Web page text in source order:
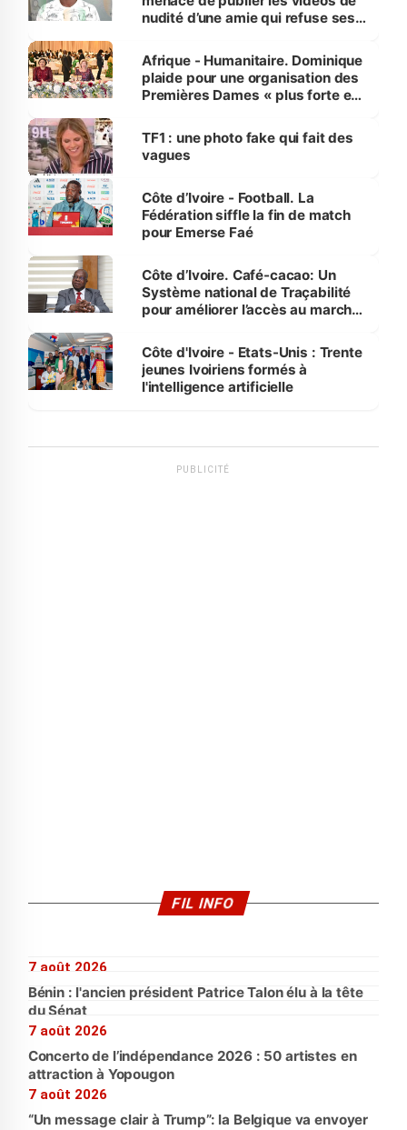
nudité d’une amie qui refuse ses
Afrique - Humanitaire. Dominique
plaide pour une organisation des
Premières Dames « plus forte et
sur la scène internationale »
TF1 : une photo fake qui fait des
vagues
Côte d’Ivoire - Football. La
Fédération siffle la fin de match
pour Emerse Faé
Côte d’Ivoire. Café-cacao: Un
Système national de Traçabilité
pour améliorer l’accès au marché
Côte d'Ivoire - Etats-Unis : Trente
jeunes Ivoiriens formés à
l'intelligence artificielle
PUBLICITÉ
FIL INFO
7 août 2026
Bénin : l'ancien président Patrice Talon élu à la tête
du Sénat
7 août 2026
Concerto de l’indépendance 2026 : 50 artistes en
attraction à Yopougon
7 août 2026
“Un message clair à Trump”: la Belgique va envoyer